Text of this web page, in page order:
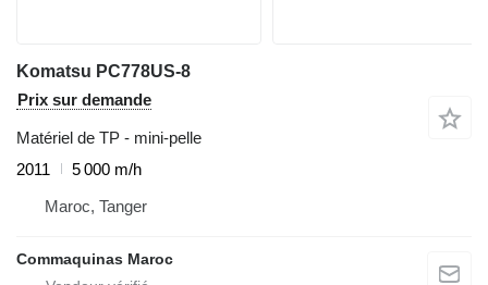
Komatsu PC778US-8
Prix sur demande
Matériel de TP - mini-pelle
2011
5 000 m/h
Maroc, Tanger
Commaquinas Maroc